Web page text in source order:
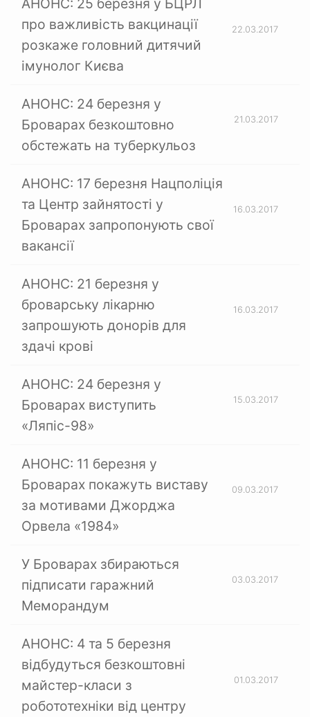
АНОНС: 25 березня у БЦРЛ
про важливість вакцинації
розкаже головний дитячий
імунолог Києва
22.03.2017
АНОНС: 24 березня у
Броварах безкоштовно
обстежать на туберкульоз
21.03.2017
АНОНС: 17 березня Нацполіція
та Центр зайнятості у
Броварах запропонують свої
вакансії
16.03.2017
АНОНС: 21 березня у
броварську лікарню
запрошують донорів для
здачі крові
16.03.2017
АНОНС: 24 березня у
Броварах виступить
«Ляпіс-98»
15.03.2017
АНОНС: 11 березня у
Броварах покажуть виставу
за мотивами Джорджа
Орвела «1984»
09.03.2017
У Броварах збираються
підписати гаражний
Меморандум
03.03.2017
АНОНС: 4 та 5 березня
відбудуться безкоштовні
майстер-класи з
робототехніки від центру
01.03.2017